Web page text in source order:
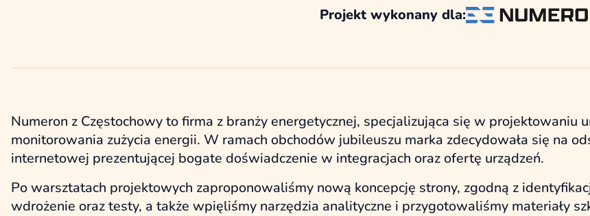
Projekt wykonany dla:
Numeron z Częstochowy to firma z branży energetycznej, specjalizująca się w projektowaniu
monitorowania zużycia energii. W ramach obchodów jubileuszu marka zdecydowała się na
internetowej prezentującej bogate doświadczenie w integracjach oraz ofertę urządzeń.
Po warsztatach projektowych zaproponowaliśmy nową koncepcję strony, zgodną z
wdrożenie oraz testy, a także wpięliśmy narzędzia analityczne i przygotowaliśmy materiały